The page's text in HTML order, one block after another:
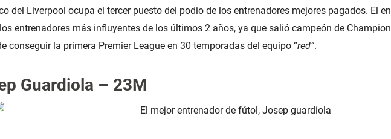
del Liverpool ocupa el tercer puesto del podio de los entrenadores mejores pagados. El
entrenadores más influyentes de los últimos 2 años, ya que salió campeón de
conseguir la primera Premier League en 30 temporadas del equipo “red”.
Guardiola – 23M